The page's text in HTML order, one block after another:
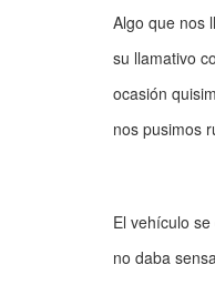
Algo que nos
su llamativo
ocasión
nos pusimos
El vehículo
no daba